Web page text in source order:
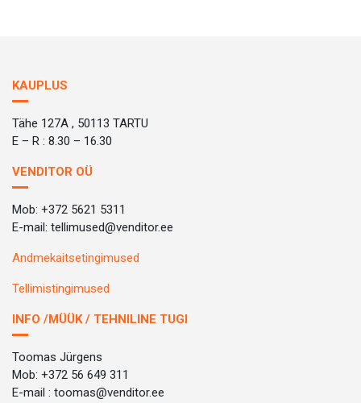
KAUPLUS
Tähe 127A , 50113 TARTU
E – R : 8.30 – 16.30
VENDITOR OÜ
Mob: +372 5621 5311
E-mail: tellimused@venditor.ee
Andmekaitsetingimused
Tellimistingimused
INFO /MÜÜK / TEHNILINE TUGI
Toomas Jürgens
Mob: +372 56 649 311
E-mail : toomas@venditor.ee